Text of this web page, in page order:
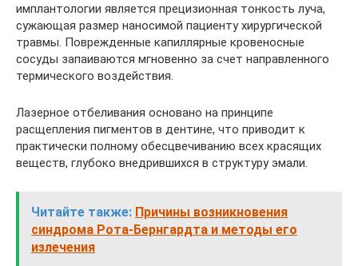
имплантологии является прецизионная тонкость луча,
сужающая размер наносимой пациенту хирургической
травмы. Поврежденные капиллярные кровеносные
сосуды запаиваются мгновенно за счет направленного
термического воздействия.
Лазерное отбеливания основано на принципе
расщепления пигментов в дентине, что приводит к
практически полному обесцвечиванию всех красящих
веществ, глубоко внедрившихся в структуру эмали.
Читайте также: Причины возникновения
синдрома Рота-Бернгардта и методы его
излечения